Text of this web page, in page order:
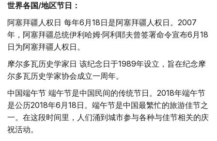
世界各国/地区节日：
阿塞拜疆人权日 每年6月18日是阿塞拜疆人权日。2007
年，阿塞拜疆总统伊利哈姆·阿利耶夫曾签署命令宣布6月18
日为阿塞拜疆人权日。
摩尔多瓦历史学家日 该纪念日于1989年设立，旨在纪念摩
尔多瓦历史学家协会成立一周年。
中国端午节 端午节是中国民间的传统节日。2018年端午节
是公历2018年6月18日。端午节是中国最繁忙的旅游佳节之
一。在这段时间里，人们涌到城市参与各种与佳节相关的庆
祝活动。